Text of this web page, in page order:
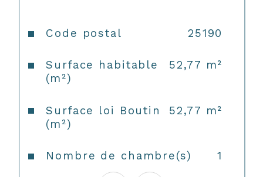
Caractéristiques Valeurs
Code postal 25190
Surface habitable
(m²)
52,77 m²
Surface loi Boutin
(m²)
52,77 m²
Nombre de chambre(s) 1